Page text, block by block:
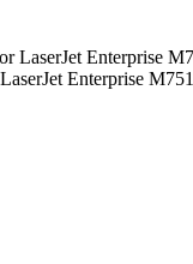
Enterprise